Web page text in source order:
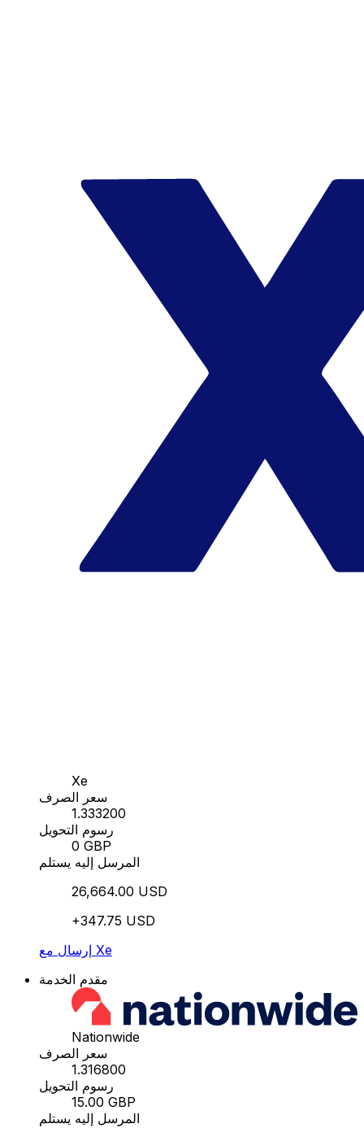
Xe
سعر الصرف
1.333200
رسوم التحويل
0 GBP
المرسل إليه يستلم
26,664.00 USD
+347.75 USD
إرسال مع Xe
مقدم الخدمة
Nationwide
سعر الصرف
1.316800
رسوم التحويل
15.00 GBP
المرسل إليه يستلم